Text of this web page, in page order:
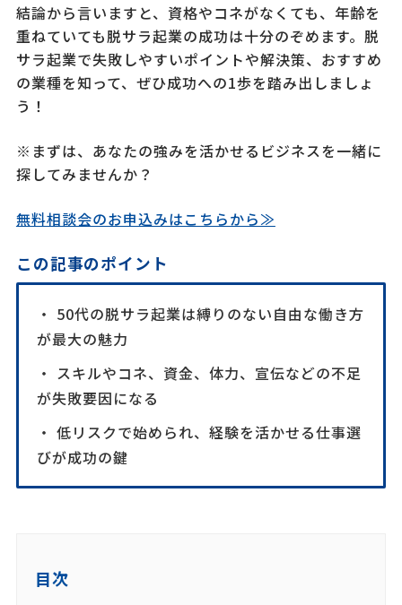
結論から言いますと、資格やコネがなくても、年齢を
重ねていても脱サラ起業の成功は十分のぞめます。脱
サラ起業で失敗しやすいポイントや解決策、おすすめ
の業種を知って、ぜひ成功への1歩を踏み出しましょ
う！
※まずは、あなたの強みを活かせるビジネスを一緒に
探してみませんか？
無料相談会のお申込みはこちらから≫
この記事のポイント
・ 50代の脱サラ起業は縛りのない自由な働き方
が最大の魅力
・ スキルやコネ、資金、体力、宣伝などの不足
が失敗要因になる
・ 低リスクで始められ、経験を活かせる仕事選
びが成功の鍵
目次